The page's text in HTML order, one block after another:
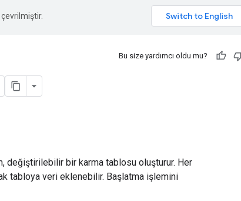
Bu size yardımcı oldu mu?
değiştirilebilir bir karma tablosu oluşturur. Her
tabloya veri eklenebilir. Başlatma işlemini